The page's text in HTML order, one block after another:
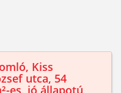
Kiss
utca, 54
es, jó állapotú